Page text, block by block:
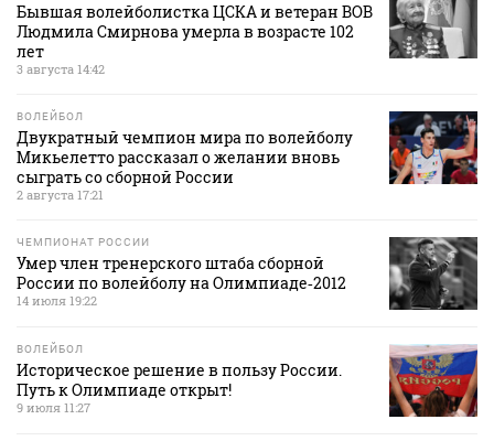
Бывшая волейболистка ЦСКА и ветеран ВОВ
Людмила Смирнова умерла в возрасте 102
лет
3 августа 14:42
ВОЛЕЙБОЛ
Двукратный чемпион мира по волейболу
Микьелетто рассказал о желании вновь
сыграть со сборной России
2 августа 17:21
ЧЕМПИОНАТ РОССИИ
Умер член тренерского штаба сборной
России по волейболу на Олимпиаде‑2012
14 июля 19:22
ВОЛЕЙБОЛ
Историческое решение в пользу России.
Путь к Олимпиаде открыт!
9 июля 11:27